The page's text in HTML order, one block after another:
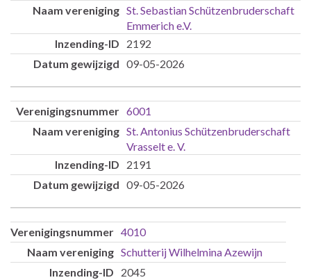
St. Sebastian Schützenbruderschaft
Emmerich e.V.
2192
09-05-2026
6001
St. Antonius Schützenbruderschaft
Vrasselt e. V.
2191
09-05-2026
4010
Schutterij Wilhelmina Azewijn
2045